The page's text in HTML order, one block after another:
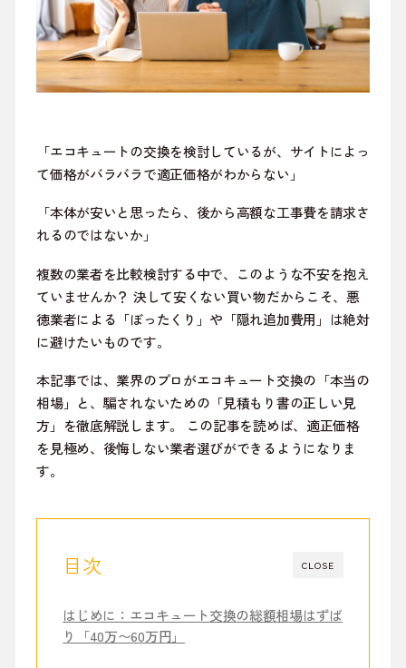
「エコキュートの交換を検討しているが、サイトによっ
て価格がバラバラで適正価格がわからない」
「本体が安いと思ったら、後から高額な工事費を請求さ
れるのではないか」
複数の業者を比較検討する中で、このような不安を抱え
ていませんか？ 決して安くない買い物だからこそ、悪
徳業者による「ぼったくり」や「隠れ追加費用」は絶対
に避けたいものです。
本記事では、業界のプロがエコキュート交換の「本当の
相場」と、騙されないための「見積もり書の正しい見
方」を徹底解説します。 この記事を読めば、適正価格
を見極め、後悔しない業者選びができるようになりま
す。
CLOSE
目次
はじめに：エコキュート交換の総額相場はずば
り「40万〜60万円」